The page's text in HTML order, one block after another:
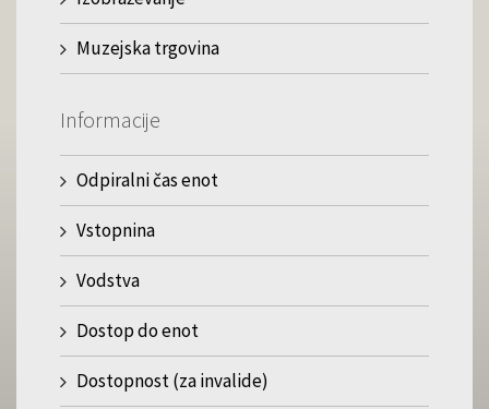
Muzejska trgovina
Informacije
Odpiralni čas enot
Vstopnina
Vodstva
Dostop do enot
Dostopnost (za invalide)